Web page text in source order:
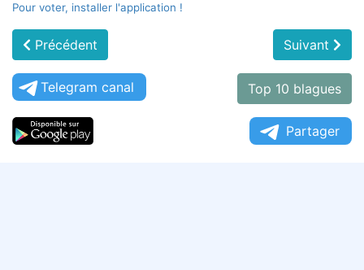
Pour voter, installer l'application !
Précédent Suivant
Telegram canal Top 10 blagues
Partager